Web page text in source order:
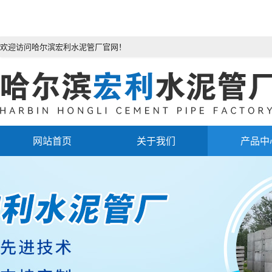
欢迎访问哈尔滨宏利水泥管厂官网！
网站首页 关于我们 产品中